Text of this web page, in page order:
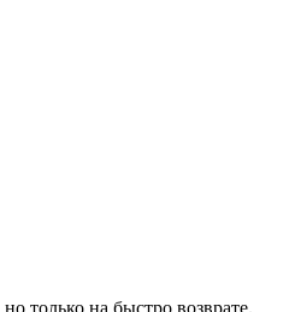
только на быстро возврате.